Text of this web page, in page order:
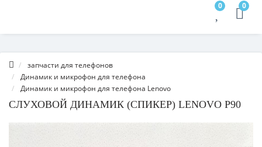
0 0
запчасти для телефонов
Динамик и микрофон для телефона
Динамик и микрофон для телефона Lenovo
СЛУХОВОЙ ДИНАМИК (СПИКЕР) LENOVO P90